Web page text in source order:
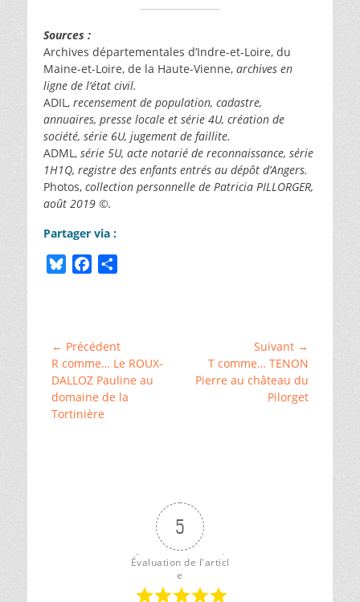
Sources :
Archives départementales d’Indre-et-Loire, du
Maine-et-Loire, de la Haute-Vienne, archives en
ligne de l’état civil.
ADIL, recensement de population, cadastre,
annuaires, presse locale et série 4U, création de
société, série 6U, jugement de faillite.
ADML, série 5U, acte notarié de reconnaissance, série
1H1Q, registre des enfants entrés au dépôt d’Angers.
Photos, collection personnelle de Patricia PILLORGER,
août 2019 ©.
Partager via :
s
k
y
b
o
o
k
a
g
e
r
demeures
ChallengeAZ,
Histoire
Navigation
de
l’article
← Précédent
Article
précédent :
R comme… Le ROUX-
DALLOZ Pauline au
domaine de la
Tortinière
Suivant →
Article
suivant :
T comme… TENON
Pierre au château du
Pilorget
5
Évaluation de l'articl
e